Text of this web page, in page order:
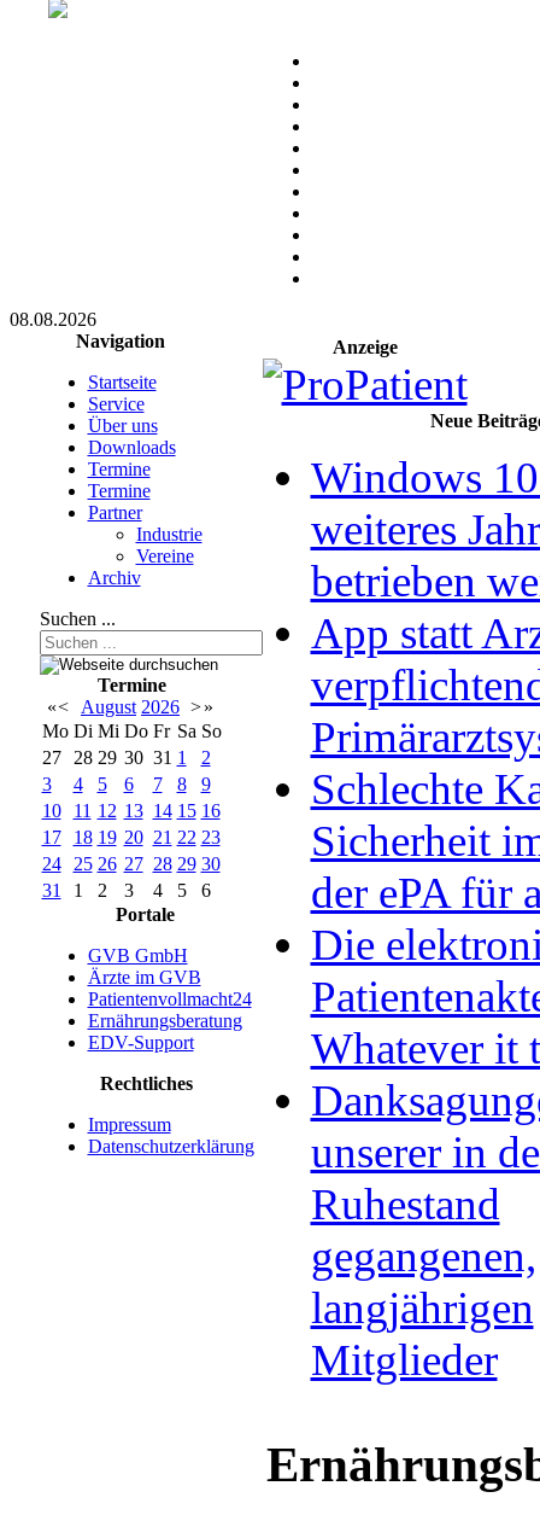
08.08.2026
Navigation
Startseite
Service
Über uns
Downloads
Termine
Termine
Partner
Industrie
Vereine
Archiv
Suchen ...
Termine
«< August 2026 >»
Mo Di Mi Do Fr Sa So
27
28 29 30 31 1
2
3
4 5 6 7 8
9
10
11 12 13 14 15 16
17
18 19 20 21 22 23
24
25 26 27 28 29 30
31
1 2 3 4 5
6
Portale
GVB GmbH
Ärzte im GVB
Patientenvollmacht24
Ernährungsberatung
EDV-Support
Rechtliches
Impressum
Datenschutzerklärung
Anzeige
Neue
Windows
weiteres
betrieben
App statt
Schlechte
Sicherheit
der ePA für
Die
Whatever it
unserer in
Ruhestand
gegangenen,
langjährigen
Mitglieder